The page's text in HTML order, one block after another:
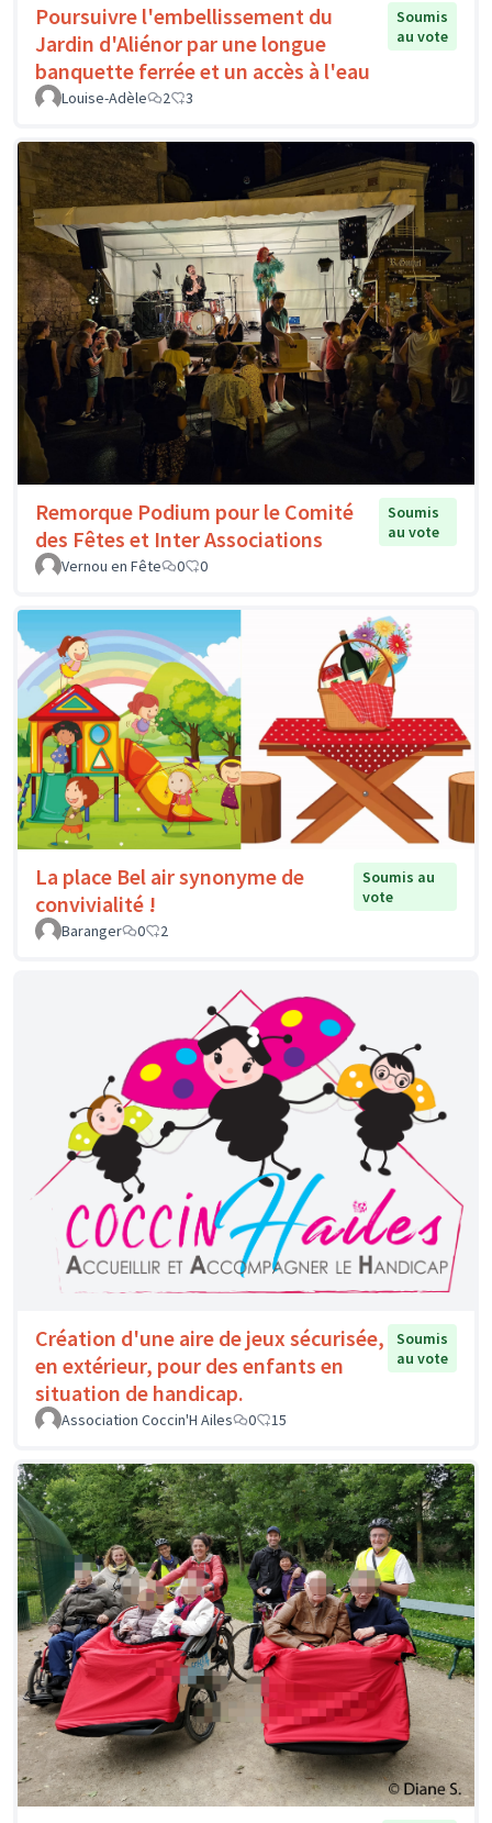
Poursuivre l'embellissement du
Jardin d'Aliénor par une longue
banquette ferrée et un accès à l'eau
Soumis
au vote
Louise-Adèle 2 3
Remorque Podium pour le Comité
des Fêtes et Inter Associations
Soumis
au vote
Vernou en Fête
0 0
La place Bel air synonyme de
convivialité !
Soumis au
vote
Baranger
0 2
Création d'une aire de jeux sécurisée,
en extérieur, pour des enfants en
situation de handicap.
Soumis
au vote
Association Coccin'H Ailes 0 15